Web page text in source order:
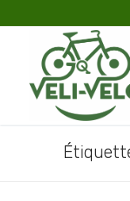
au
contenu